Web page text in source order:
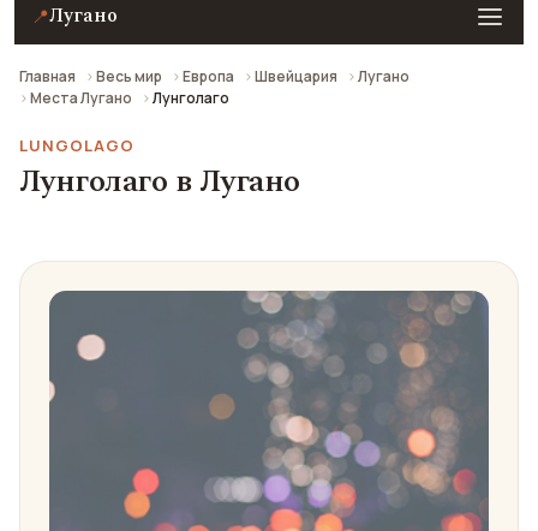
📍Лугано
Главная Весь мир Европа Швейцария
Лугано
Места Лугано
Лунголаго
LUNGOLAGO
Лунголаго в Лугано